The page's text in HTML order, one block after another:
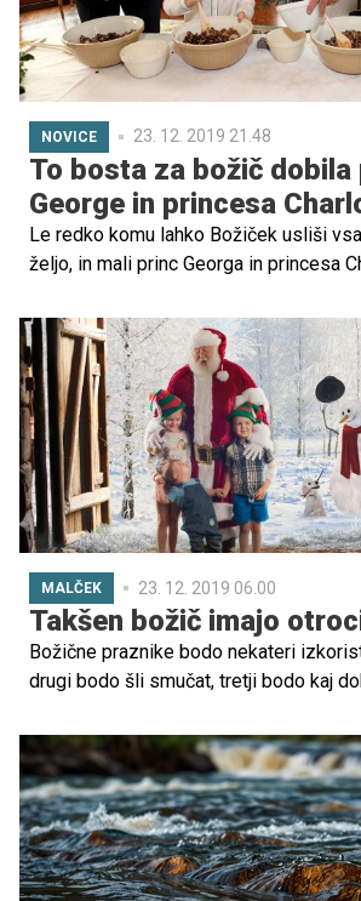
NOVICE 23. 12. 2019 21.48
To bosta za božič dobila
George in princesa
Le redko komu lahko Božiček usliši
željo, in mali princ Georga in princesa
otroka vzgajata v duhu skromnosti,
modre krvi ne izpolni prav vsaka želja.
letos pisala Božičku in kaj ju bo čakalo
drevescem.
MALČEK 23. 12. 2019 06.00
Takšen božič imajo
Božične praznike bodo nekateri
drugi bodo šli smučat, tretji bodo kaj
Recepta in pravil za 'pravilno'
dokazujejo tudi različni božični običaji
na geografsko lego pa rdeča nit
ista: predstavlja radost, mir, veselje ter
pa praktično povsod z nestrpnostjo
moža, ki ima v različnih koncih sveta